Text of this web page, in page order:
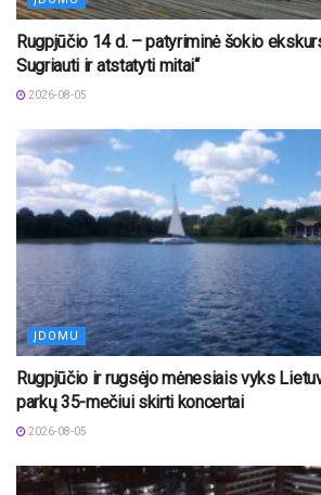
Rugpjūčio 14 d. – patyriminė šokio
Sugriauti ir atstatyti mitai“
2026-08-05
ĮDOMU
Rugpjūčio ir rugsėjo mėnesiais vyks
parkų 35-mečiui skirti koncertai
2026-08-05